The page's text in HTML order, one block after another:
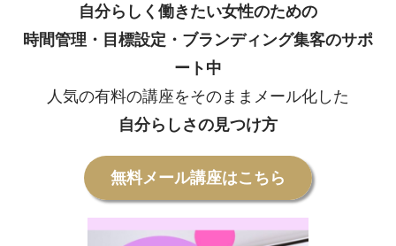
自分らしく働きたい女性のための
時間管理・目標設定・ブランディング集客のサポ
ート中
人気の有料の講座をそのままメール化した
自分らしさの見つけ方
無料メール講座はこちら